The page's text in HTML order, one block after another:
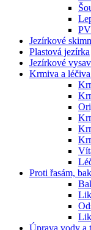
Jezírkové
Plastová jezírka
Jezírkové
Krmiva a
Proti řasám,
Úprava vody a